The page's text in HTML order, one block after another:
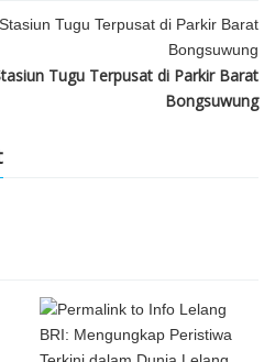
Tugu Terpusat di Parkir Barat
Bongsuwung